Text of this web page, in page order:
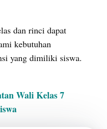
dan rinci dapat
kebutuhan
yang dimiliki siswa.
Wali Kelas 7